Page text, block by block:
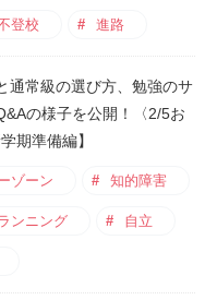
登校 進路
通常級の選び方、勉強のサ
の様子を公開！〈2/5お
期準備編】
ゾーン 知的障害
ンニング 自立